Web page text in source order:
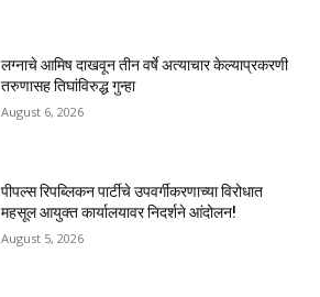
लग्नाचे आमिष दाखवून तीन वर्षे अत्याचार केल्याप्रकरणी
तरुणासह तिघांविरुद्ध गुन्हा
August 6, 2026
पीपल्स रिपब्लिकन पार्टीचे उपवर्गीकरणाच्या विरोधात
महसूल आयुक्त कार्यालयावर निदर्शने आंदोलन!
August 5, 2026